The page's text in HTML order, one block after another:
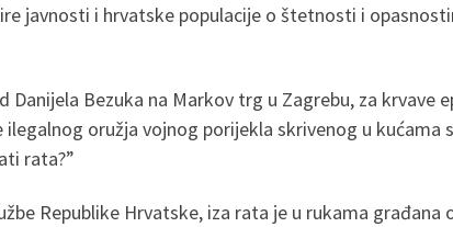
javnosti i hrvatske populacije o štetnosti i
Bezuka na Markov trg u Zagrebu, za krvave
oružja vojnog porijekla skrivenog u kućama
rata?”
Republike Hrvatske, iza rata je u rukama građana